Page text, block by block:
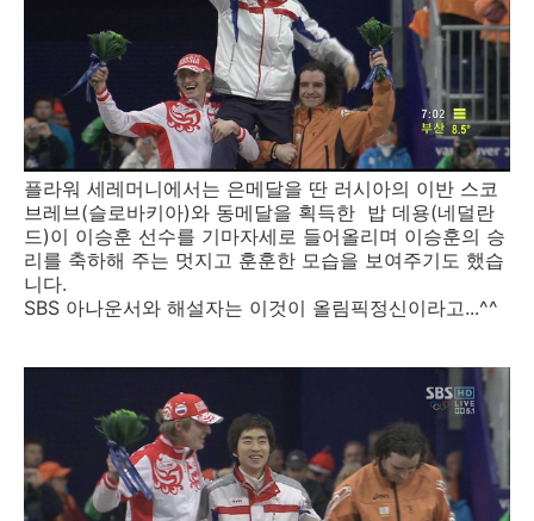
플라워 세레머니에서는 은메달을 딴 러시아의 이반 스코
브레브(슬로바키아)와 동메달을 획득한 밥 데용(네덜란
드)이 이승훈 선수를 기마자세로 들어올리며 이승훈의 승
리를 축하해 주는 멋지고 훈훈한 모습을 보여주기도 했습
니다.
SBS 아나운서와 해설자는 이것이 올림픽정신이라고...^^